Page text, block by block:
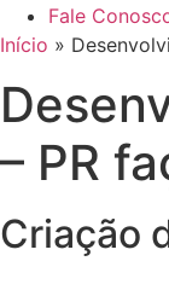
Fale
Início »
– PR
Criação